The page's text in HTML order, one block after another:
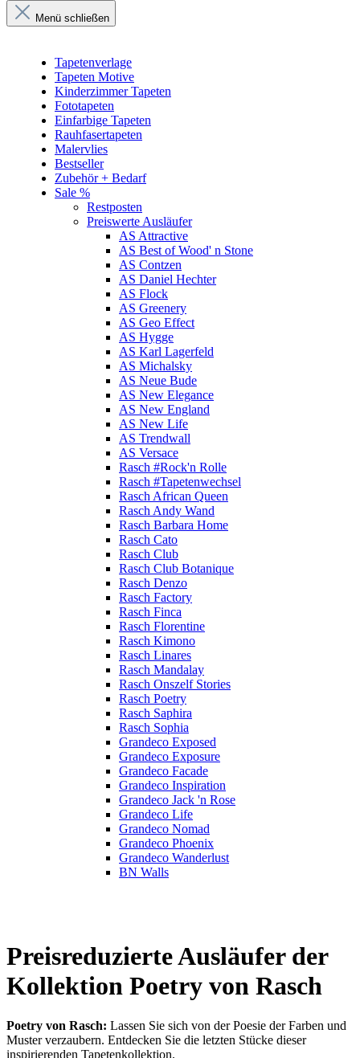
Menü schließen
Tapetenverlage
Tapeten Motive
Kinderzimmer Tapeten
Fototapeten
Einfarbige Tapeten
Rauhfasertapeten
Malervlies
Bestseller
Zubehör + Bedarf
Sale %
Restposten
Preiswerte Ausläufer
AS Attractive
AS Best of Wood' n Stone
AS Contzen
AS Daniel Hechter
AS Flock
AS Greenery
AS Geo Effect
AS Hygge
AS Karl Lagerfeld
AS Michalsky
AS Neue Bude
AS New Elegance
AS New England
AS New Life
AS Trendwall
AS Versace
Rasch #Rock'n Rolle
Rasch #Tapetenwechsel
Rasch African Queen
Rasch Andy Wand
Rasch Barbara Home
Rasch Cato
Rasch Club
Rasch Club Botanique
Rasch Denzo
Rasch Factory
Rasch Finca
Rasch Florentine
Rasch Kimono
Rasch Linares
Rasch Mandalay
Rasch Onszelf Stories
Rasch Poetry
Rasch Saphira
Rasch Sophia
Grandeco Exposed
Grandeco Exposure
Grandeco Facade
Grandeco Inspiration
Grandeco Jack 'n Rose
Grandeco Life
Grandeco Nomad
Grandeco Phoenix
Grandeco Wanderlust
BN Walls
Preisreduzierte Ausläufer der
Kollektion Poetry von Rasch
Poetry von Rasch: Lassen Sie sich von der Poesie der Farben und
Muster verzaubern. Entdecken Sie die letzten Stücke dieser
inspirierenden Tapetenkollektion.